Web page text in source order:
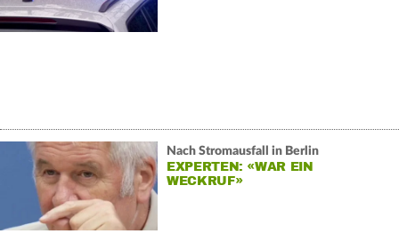
Nach Stromausfall in Berlin
EXPERTEN: «WAR EIN
WECKRUF»